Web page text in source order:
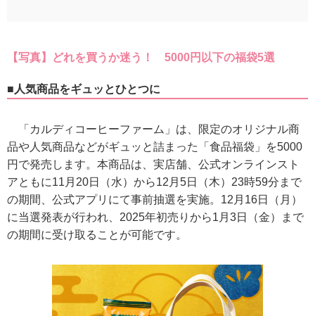
【写真】どれを買うか迷う！ 5000円以下の福袋5選
■人気商品をギュッとひとつに
「カルディコーヒーファーム」は、限定のオリジナル商
品や人気商品などがギュッと詰まった「食品福袋」を5000
円で発売します。本商品は、実店舗、公式オンラインスト
アともに11月20日（水）から12月5日（木）23時59分まで
の期間、公式アプリにて事前抽選を実施。12月16日（月）
に当選発表が行われ、2025年初売りから1月3日（金）まで
の期間に受け取ることが可能です。